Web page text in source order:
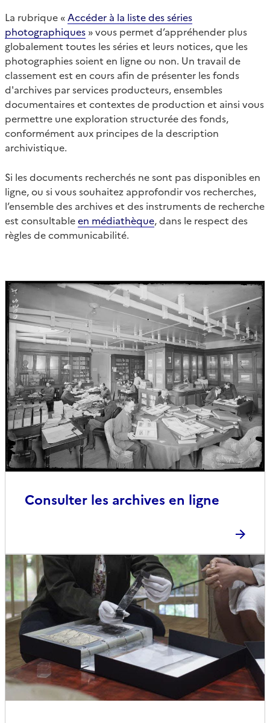
La rubrique « Accéder à la liste des séries
photographiques » vous permet d’appréhender plus
globalement toutes les séries et leurs notices, que les
photographies soient en ligne ou non. Un travail de
classement est en cours afin de présenter les fonds
d'archives par services producteurs, ensembles
documentaires et contextes de production et ainsi vous
permettre une exploration structurée des fonds,
conformément aux principes de la description
archivistique.
Si les documents recherchés ne sont pas disponibles en
ligne, ou si vous souhaitez approfondir vos recherches,
l’ensemble des archives et des instruments de recherche
est consultableen médiathèque, dans le respect des
règles de communicabilité.
Consulter les archives en ligne